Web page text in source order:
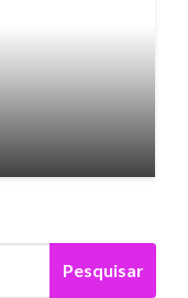
Pesquisar